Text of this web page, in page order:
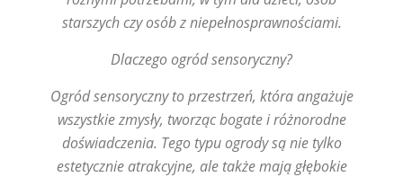
starszych czy osób z niepełnosprawnościami.
Dlaczego ogród sensoryczny?
Ogród sensoryczny to przestrzeń, która angażuje
wszystkie zmysły, tworząc bogate i różnorodne
doświadczenia. Tego typu ogrody są nie tylko
estetycznie atrakcyjne, ale także mają głębokie